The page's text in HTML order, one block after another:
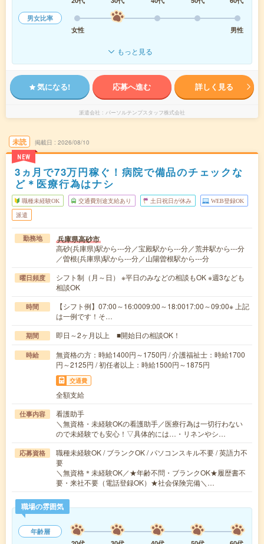
男女比率
女性
男性
もっと見る
気になる! 応募へ進む 詳しく見る
派遣会社 パーソルテンプスタッフ株式会社
未読
NEW
掲載日 2026/08/10
3ヵ月で73万円稼ぐ！病院で備品のチェックな
ど＊医療行為はナシ
職種未経験OK 交通費別途支給あり 土日祝日が休み WEB登録OK
派遣
勤務地 兵庫県高砂市
高砂(兵庫県)駅から---分／宝殿駅から---分／荒井駅から---分
／曽根(兵庫県)駅から---分／山陽曽根駅から---分
曜日頻度
シフト制（月～日） ※平日のみなどの相談もOK ※週3なども
相談OK
時間
【シフト例】07:00～16:0009:00～18:0017:00～09:00※ 上記
は一例です！そ…
期間 即日～2ヶ月以上 ■開始日の相談OK！
時給
無資格の方：時給1400円～1750円 / 介護福祉士：時給1700
円～2125円 / 初任者以上：時給1500円～1875円
交通費
全額支給
仕事内容
看護助手
＼無資格・未経験OKの看護助手／医療行為は一切行わない
ので未経験でも安心！▽具体的には…・リネンやシ…
応募資格
職種未経験OK / ブランクOK / パソコンスキル不要 / 英語力不
要
＼無資格＊未経験OK／★年齢不問・ブランクOK★履歴書不
要・来社不要（電話登録OK）★社会保険完備＼…
職場の雰囲気
年齢層